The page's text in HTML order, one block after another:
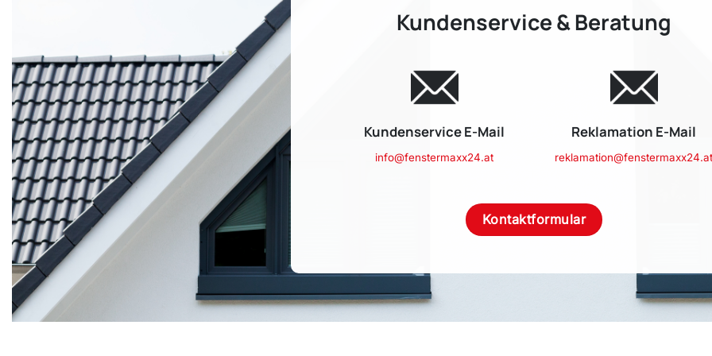
Kundenservice & Beratung
Kundenservice E-Mail
info@fenstermaxx24.at
Reklamation E-Mail
reklamation@fenstermaxx24.at
Kontaktformular